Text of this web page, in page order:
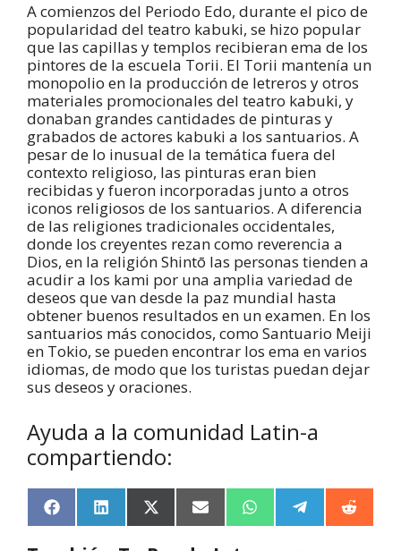
A comienzos del Periodo Edo, durante el pico de
popularidad del teatro kabuki, se hizo popular
que las capillas y templos recibieran ema de los
pintores de la escuela Torii. El Torii mantenía un
monopolio en la producción de letreros y otros
materiales promocionales del teatro kabuki, y
donaban grandes cantidades de pinturas y
grabados de actores kabuki a los santuarios. A
pesar de lo inusual de la temática fuera del
contexto religioso, las pinturas eran bien
recibidas y fueron incorporadas junto a otros
iconos religiosos de los santuarios. A diferencia
de las religiones tradicionales occidentales,
donde los creyentes rezan como reverencia a
Dios, en la religión Shintō las personas tienden a
acudir a los kami por una amplia variedad de
deseos que van desde la paz mundial hasta
obtener buenos resultados en un examen. En los
santuarios más conocidos, como Santuario Meiji
en Tokio, se pueden encontrar los ema en varios
idiomas, de modo que los turistas puedan dejar
sus deseos y oraciones.
Ayuda a la comunidad Latin-a
compartiendo:
F
a
L
i
X
(
E
m
a
W
h e
R
e